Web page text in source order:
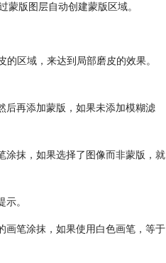
蒙版图层自动创建蒙版区域。
区域，来达到局部磨皮的效果。
后再添加蒙版，如果未添加模糊滤
涂抹，如果选择了图像而非蒙版，就
。
画笔涂抹，如果使用白色画笔，等于